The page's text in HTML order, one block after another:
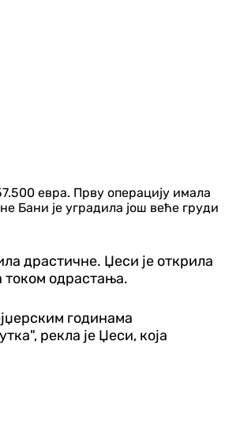
евра. Прву операцију имала
Бани је уградила још веће груди
драстичне. Џеси је открила
током одрастања.
годинама
рекла је Џеси, која